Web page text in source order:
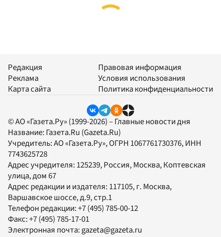
Редакция
Реклама
Карта сайта
Правовая информация
Условия использования
Политика конфиденциальности
© АО «Газета.Ру» (1999-2026) – Главные новости дня
Название: Газета.Ru (Gazeta.Ru)
Учредитель:АО «Газета.Ру», ОГРН 1067761730376, ИНН
7743625728
Адрес учредителя: 125239, Россия, Москва, Коптевская
улица, дом 67
Адрес редакции и издателя: 117105, г. Москва,
Варшавское шоссе, д.9, стр.1
Телефон редакции:+7 (495) 785-00-12
Факс:+7 (495) 785-17-01
Электронная почта:gazeta@gazeta.ru